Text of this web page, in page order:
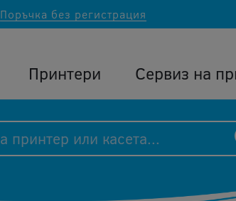
Поръчка без регистрация
Принтери Сервиз на